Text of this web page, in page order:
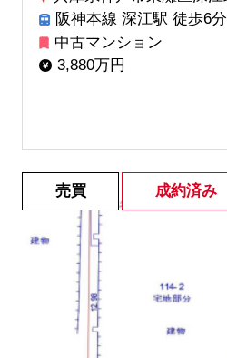
阪神本線 深江駅 徒歩6分
中古マンション
3,880万円
売買 成約済み